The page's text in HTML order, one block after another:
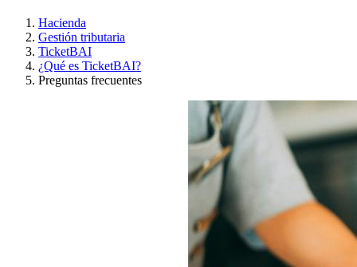
Hacienda
Gestión tributaria
TicketBAI
¿Qué es TicketBAI?
Preguntas frecuentes